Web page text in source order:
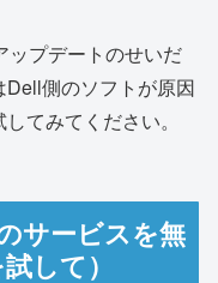
ップデートのせいだ
側のソフトが原因
てみてください。
サービスを無
して）